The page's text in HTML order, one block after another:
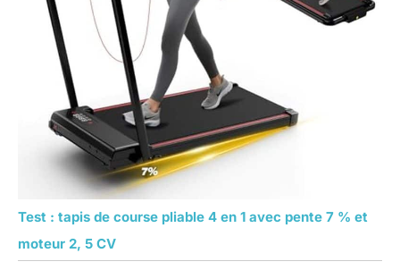
Test : tapis de course pliable 4 en 1 avec pente 7 % et
moteur 2, 5 CV